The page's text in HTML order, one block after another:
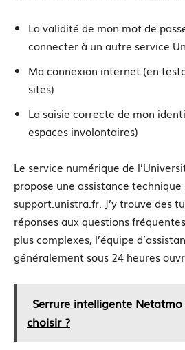
La validité de mon mot de
connecter à un autre service
Ma connexion internet (en
sites)
La saisie correcte de mon
espaces involontaires)
Le service numérique de
propose une assistance
support.unistra.fr. J’y trouve des
réponses aux questions
plus complexes, l’équipe
généralement sous 24 heures
Serrure intelligente
choisir ?